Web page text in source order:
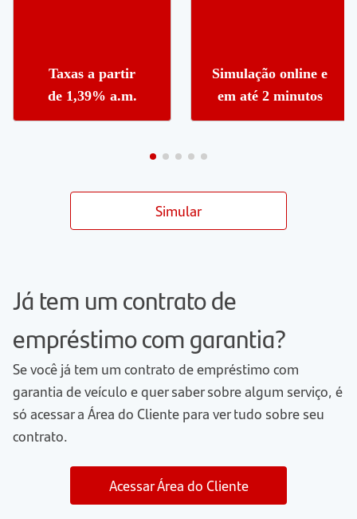
Taxas a partir
de 1,39% a.m.
Simulação online e
em até 2 minutos
Simular
Já tem um contrato de
empréstimo com garantia?
Se você já tem um contrato de empréstimo com
garantia de veículo e quer saber sobre algum serviço, é
só acessar a Área do Cliente para ver tudo sobre seu
contrato.
Acessar Área do Cliente